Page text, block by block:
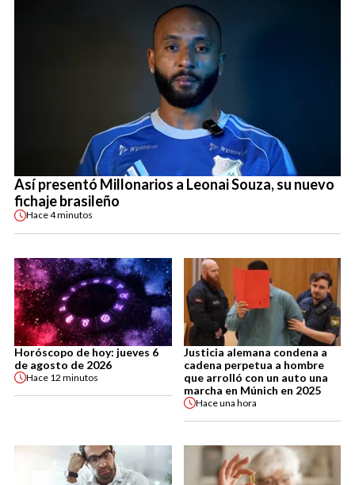
Así presentó Millonarios a Leonai Souza, su nuevo
fichaje brasileño
Hace4 minutos
Horóscopo de hoy: jueves 6
de agosto de 2026
Hace 12 minutos
Justicia alemana condena a
cadena perpetua a hombre
que arrolló con un auto una
marcha en Múnich en 2025
Haceuna hora